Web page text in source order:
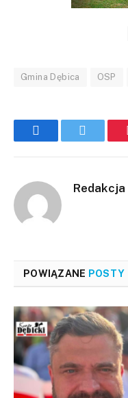
Gmina Dębica OSP
FacebookTwitter
Redakcja
POWIĄZANE POSTY